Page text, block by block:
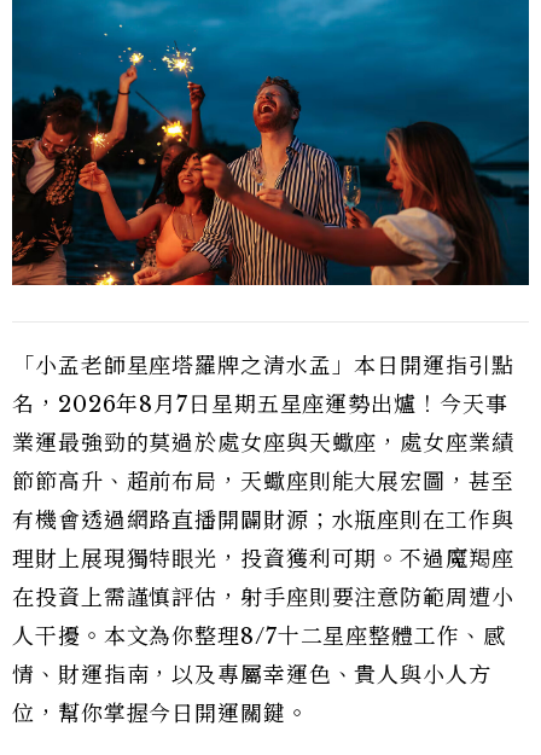
「小孟老師星座塔羅牌之清水孟」本日開運指引點
名，2026年8月7日星期五星座運勢出爐！今天事
業運最強勁的莫過於處女座與天蠍座，處女座業績
節節高升、超前布局，天蠍座則能大展宏圖，甚至
有機會透過網路直播開闢財源；水瓶座則在工作與
理財上展現獨特眼光，投資獲利可期。不過魔羯座
在投資上需謹慎評估，射手座則要注意防範周遭小
人干擾。本文為你整理8/7十二星座整體工作、感
情、財運指南，以及專屬幸運色、貴人與小人方
位，幫你掌握今日開運關鍵。